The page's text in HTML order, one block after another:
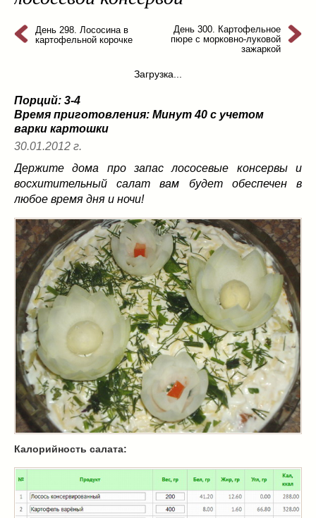
(8)
на пикник (13)
ни то, ни се
сладкие блюда
супы(99)
борщ
(2)
солянка (4)
суп-пюре(10)
холодные супы
(22)
тушеное(42)
Вкусные враги фигуры…(44)
десерты (2)
Масленица (17)
пироги
рецепты теста
(2)
торты(12)
без выпечки
(5)
хворост(1)
Вкусные полезности(41)
вареное(0)
жареное(3)
запекаем(11)
напитки(1)
День 298. Лососина в
картофельной корочке
День 300. Картофельное
пюре с морковно-луковой
зажаркой
Загрузка...
Порций: 3-4
Время приготовления: Минут 40 с учетом
варки картошки
30.01.2012 г.
Держите дома про запас лососевые консервы и
восхитительный салат вам будет обеспечен в
любое время дня и ночи!
Калорийность салата: